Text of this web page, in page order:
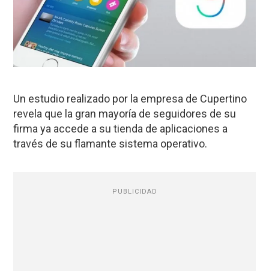
Un estudio realizado por la empresa de Cupertino
revela que la gran mayoría de seguidores de su
firma ya accede a su tienda de aplicaciones a
través de su flamante sistema operativo.
PUBLICIDAD